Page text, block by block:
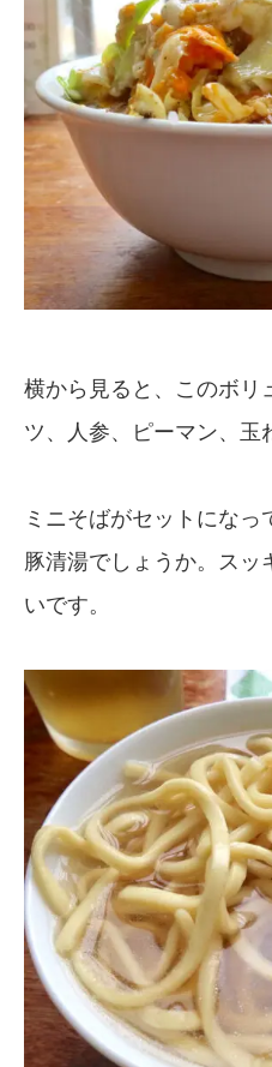
横から見ると、このボリ
ツ、人参、ピーマン、玉
ミニそばがセットにな
豚清湯でしょうか。スッ
いです。